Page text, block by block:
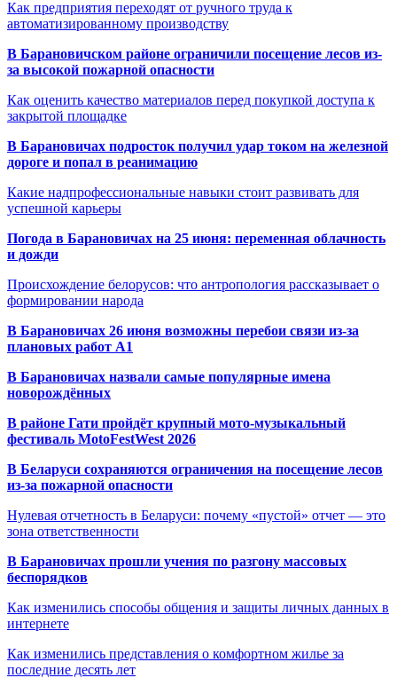
Как предприятия переходят от ручного труда к
автоматизированному производству
В Барановичском районе ограничили посещение лесов из-
за высокой пожарной опасности
Как оценить качество материалов перед покупкой доступа к
закрытой площадке
В Барановичах подросток получил удар током на железной
дороге и попал в реанимацию
Какие надпрофессиональные навыки стоит развивать для
успешной карьеры
Погода в Барановичах на 25 июня: переменная облачность
и дожди
Происхождение белорусов: что антропология рассказывает о
формировании народа
В Барановичах 26 июня возможны перебои связи из-за
плановых работ A1
В Барановичах назвали самые популярные имена
новорождённых
В районе Гати пройдёт крупный мото-музыкальный
фестиваль MotoFestWest 2026
В Беларуси сохраняются ограничения на посещение лесов
из-за пожарной опасности
Нулевая отчетность в Беларуси: почему «пустой» отчет — это
зона ответственности
В Барановичах прошли учения по разгону массовых
беспорядков
Как изменились способы общения и защиты личных данных в
интернете
Как изменились представления о комфортном жилье за
последние десять лет